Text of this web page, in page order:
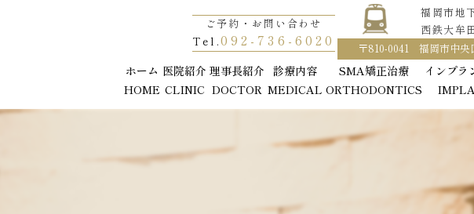
ご予約・お問い合わせ
Tel.092-736-6020
福岡市地
西鉄大牟
〒810-0041 福岡市中央
ホーム
HOME
医院紹介
CLINIC
理事長紹介
DOCTOR
診療内容
MEDICAL
SMA矯正治療
ORTHODONTICS
インプラ
ご予約・お問い合わせ
Tel.092-736-6020
福岡市地
西鉄大牟
〒810-0041 福岡市中央
ホーム
HOME
医院紹介
CLINIC
理事長紹介
DOCTOR
診療内容
MEDICAL
SMA矯正治療
ORTHODONTICS
インプラ